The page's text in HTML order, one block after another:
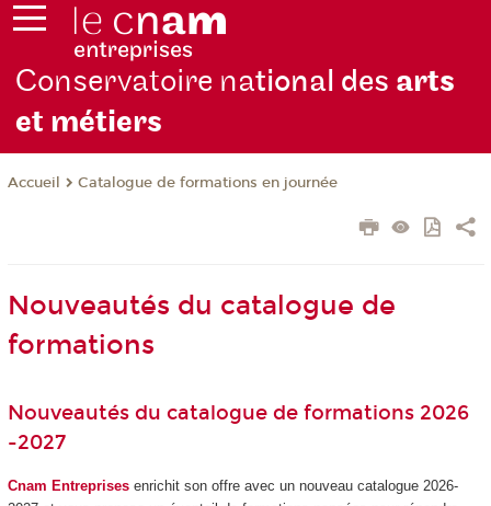
Conservatoire national des arts
et métiers
Accueil Catalogue de formations en journée
Nouveautés du catalogue de
formations
Nouveautés du catalogue de formations 2026
-2027
Cnam Entreprisesenrichit son offre avec un nouveau catalogue 2026-